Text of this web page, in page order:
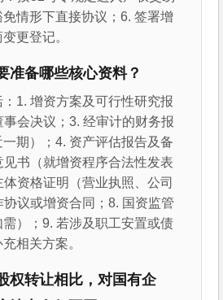
情形下直接协议；6. 签署增
更登记。
准备哪些核心资料？
1. 增资方案及可行性研究报
会决议；3. 经审计的财务报
期）；4. 资产评估报告及备
书（就增资程序合法性发表
资格证明（营业执照、公司
议或增资合同；8. 国资监管
）；9. 若涉及职工安置或债
相关方案。
权转让相比，对国有企